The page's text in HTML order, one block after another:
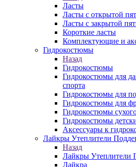
Ласты
Ласты с открытой
Ласты с закрытой
Короткие ласты
Комплектующие и
Гидрокостюмы
Назад
Гидрокостюмы
Гидрокостюмы для
спорта
Гидрокостюмы для
Гидрокостюмы для
Гидрокостюмы
Гидрокостюмы
Аксессуары к
Лайкры Утеплители
Назад
Лайкры Утеплители
Лайкра